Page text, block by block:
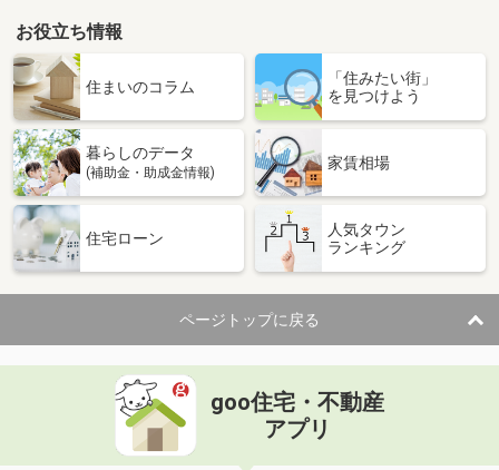
お役立ち情報
住まいのコラム
「住みたい街」
を見つけよう
暮らしのデータ
(補助金・助成金情報)
家賃相場
住宅ローン
人気タウン
ランキング
ページトップに戻る
goo住宅・不動産
アプリ